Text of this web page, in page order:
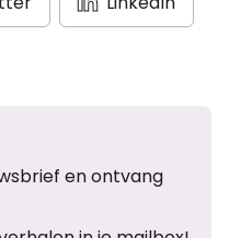
en ontvang